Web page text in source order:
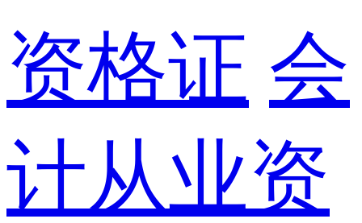
资格证 会
计从业资